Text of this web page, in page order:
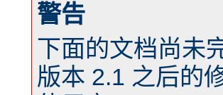
警告
下面的文档尚未
版本 2.1 之后的